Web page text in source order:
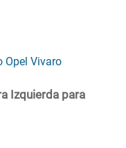
Opel Vivaro
Izquierda para